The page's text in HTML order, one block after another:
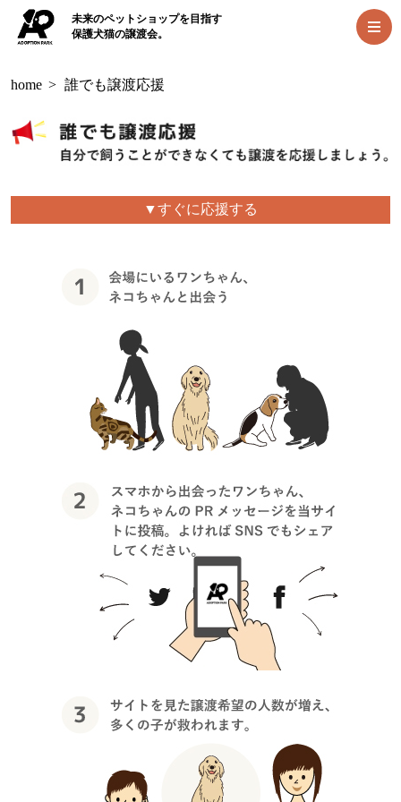
未来のペットショップを目指す
保護犬猫の譲渡会。
home > 誰でも譲渡応援
▼すぐに応援する